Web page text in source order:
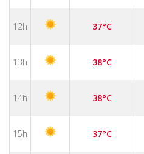
12h 37°C
13h 38°C
14h 38°C
15h 37°C